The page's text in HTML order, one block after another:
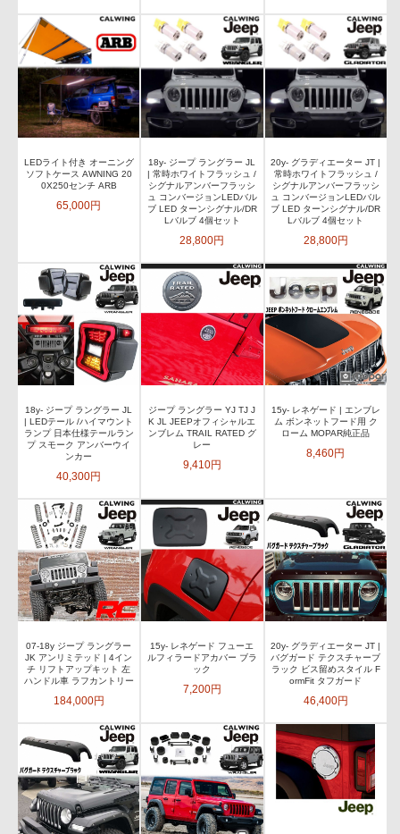
LEDライト付き オーニング
ソフトケース AWNING 20
0X250センチ ARB
65,000円
18y- ジープ ラングラー JL
| 常時ホワイトフラッシュ /
シグナルアンバーフラッシ
ュ コンバージョンLEDバル
ブ LED ターンシグナル/DR
Lバルブ 4個セット
28,800円
20y- グラディエーター JT |
常時ホワイトフラッシュ /
シグナルアンバーフラッシ
ュ コンバージョンLEDバル
ブ LED ターンシグナル/DR
Lバルブ 4個セット
28,800円
18y- ジープ ラングラー JL
| LEDテール /ハイマウント
ランプ 日本仕様テールラン
プ スモーク アンバーウイ
ンカー
40,300円
ジープ ラングラー YJ TJ J
K JL JEEPオフィシャルエ
ンブレム TRAIL RATED グ
レー
9,410円
15y- レネゲード | エンブレ
ム ボンネットフード用 ク
ローム MOPAR純正品
8,460円
07-18y ジープ ラングラー
JK アンリミテッド | 4イン
チ リフトアップキット 左
ハンドル車 ラフカントリー
184,000円
15y- レネゲード フューエ
ルフィラードアカバー ブラ
ック
7,200円
20y- グラディエーター JT |
バグガード テクスチャーブ
ラック ビス留めスタイル F
ormFit タフガード
46,400円